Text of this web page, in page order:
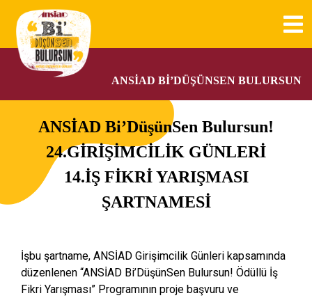
ANSİAD BI’DÜŞÜNSEN BULURSUN
ANSİAD Bi’DüşünSen Bulursun!
24.GİRİŞİMCİLİK GÜNLERİ
14.İŞ FİKRİ YARIŞMASI
ŞARTNAMESİ
İşbu şartname, ANSİAD Girişimcilik Günleri kapsamında
düzenlenen “ANSİAD Bi’DüşünSen Bulursun! Ödüllü İş
Fikri Yarışması” Programının proje başvuru ve